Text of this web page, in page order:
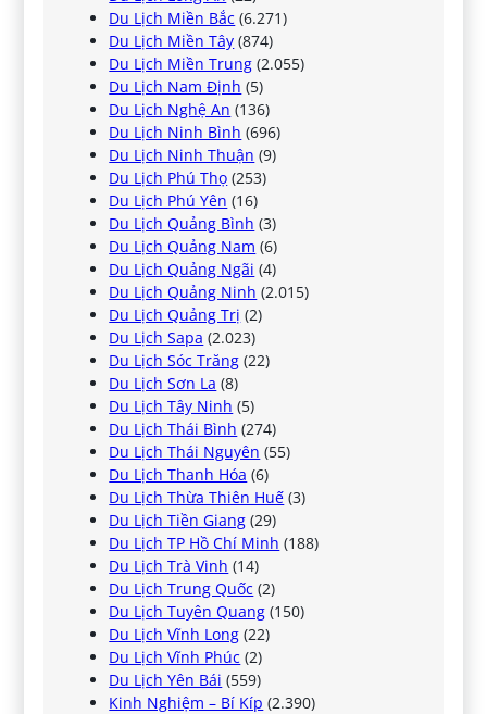
Du Lịch Miền Bắc (6.271)
Du Lịch Miền Tây (874)
Du Lịch Miền Trung (2.055)
Du Lịch Nam Định (5)
Du Lịch Nghệ An (136)
Du Lịch Ninh Bình (696)
Du Lịch Ninh Thuận (9)
Du Lịch Phú Thọ (253)
Du Lịch Phú Yên (16)
Du Lịch Quảng Bình (3)
Du Lịch Quảng Nam (6)
Du Lịch Quảng Ngãi (4)
Du Lịch Quảng Ninh (2.015)
Du Lịch Quảng Trị (2)
Du Lịch Sapa (2.023)
Du Lịch Sóc Trăng (22)
Du Lịch Sơn La (8)
Du Lịch Tây Ninh (5)
Du Lịch Thái Bình (274)
Du Lịch Thái Nguyên (55)
Du Lịch Thanh Hóa (6)
Du Lịch Thừa Thiên Huế (3)
Du Lịch Tiền Giang (29)
Du Lịch TP Hồ Chí Minh (188)
Du Lịch Trà Vinh (14)
Du Lịch Trung Quốc (2)
Du Lịch Tuyên Quang (150)
Du Lịch Vĩnh Long (22)
Du Lịch Vĩnh Phúc (2)
Du Lịch Yên Bái (559)
Kinh Nghiệm – Bí Kíp (2.390)